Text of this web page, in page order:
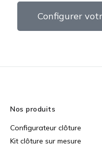
Configurer
Nos produits
Configurateur clôture
Kit clôture sur mesure